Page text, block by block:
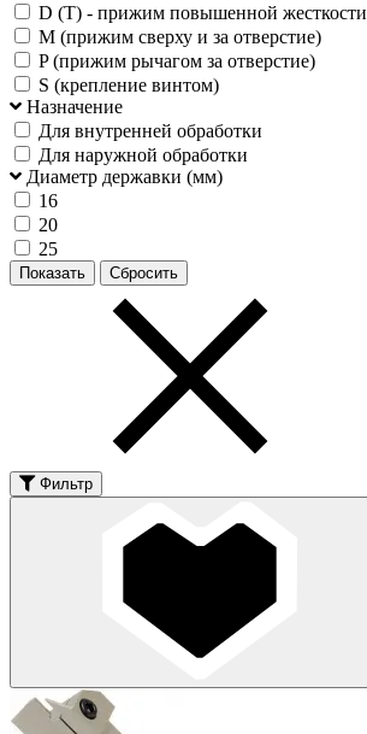
D (T) - прижим повышенной жесткости
M (прижим сверху и за отверстие)
P (прижим рычагом за отверстие)
S (крепление винтом)
Назначение
Для внутренней обработки
Для наружной обработки
Диаметр державки (мм)
16
20
25
Фильтр